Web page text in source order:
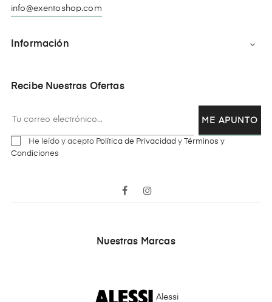
info@exentoshop.com
Información 
Recibe Nuestras Ofertas
ME APUNTO
He leído y acepto Política de Privacidad y Términos y
Condiciones
Facebook
Nuestras Marcas
Alessi